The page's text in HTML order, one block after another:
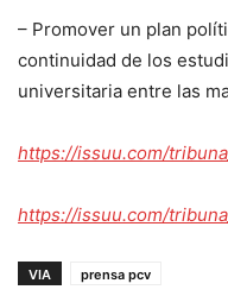
– Promover un plan
continuidad de los
universitaria entre las
https://issuu.com/
https://issuu.com/
VIA prensa pcv